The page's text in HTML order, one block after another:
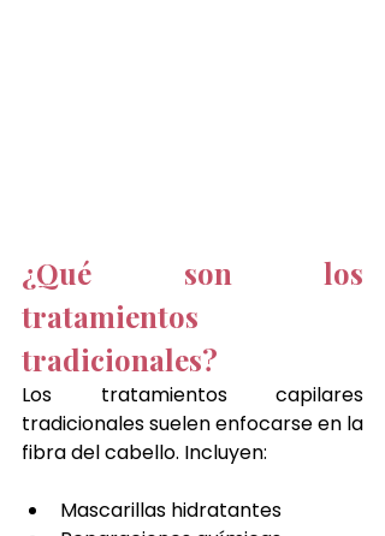
¿Qué son los
tratamientos
tradicionales?
Los tratamientos capilares
tradicionales suelen enfocarse en la
fibra del cabello. Incluyen:
Mascarillas hidratantes